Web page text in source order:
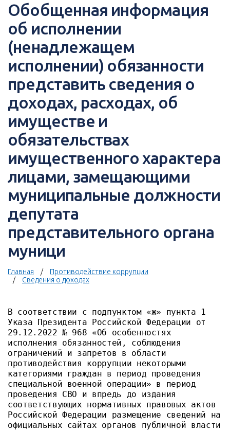
Обобщенная информация
об исполнении
(ненадлежащем
исполнении) обязанности
представить сведения о
доходах, расходах, об
имуществе и
обязательствах
имущественного характера
лицами, замещающими
муниципальные должности
депутата
представительного органа
муници
Главная
Противодействие коррупции
Сведения о доходах
В соответствии с подпунктом «ж» пункта 1
Указа Президента Российской Федерации от
29.12.2022 № 968 «Об особенностях
исполнения обязанностей, соблюдения
ограничений и запретов в области
противодействия коррупции некоторыми
категориями граждан в период проведения
специальной военной операции» в период
проведения СВО и впредь до издания
соответствующих нормативных правовых актов
Российской Федерации размещение сведений на
официальных сайтах органов публичной власти